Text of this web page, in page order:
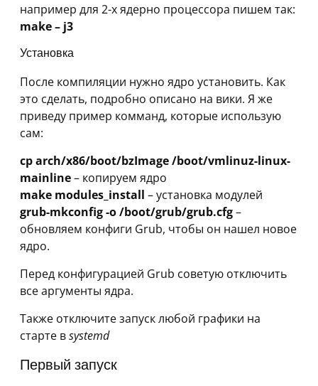
например для 2-х ядерно процессора пишем так:
make – j3
Установка
После компиляции нужно ядро установить. Как
это сделать, подробно описано на вики. Я же
приведу пример комманд, которые использую
сам:
cp arch/x86/boot/bzImage /boot/vmlinuz-linux-
mainline– копируем ядро
make modules_install – установка модулей
grub-mkconfig -o /boot/grub/grub.cfg–
обновляем конфиги Grub, чтобы он нашел новое
ядро.
Перед конфигурацией Grub советую отключить
все аргументы ядра.
Также отключите запуск любой графики на
старте вsystemd
Первый запуск